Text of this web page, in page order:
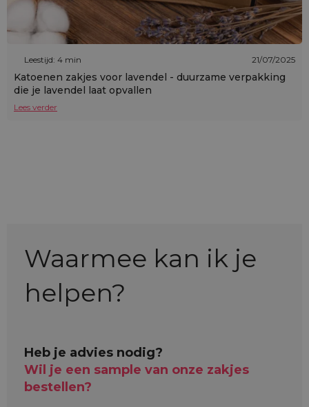
Leestijd: 4 min 21/07/2025
Katoenen zakjes voor lavendel - duurzame verpakking
die je lavendel laat opvallen
Lees verder
Waarmee kan ik je
helpen?
Heb je advies nodig?
Wil je een sample van onze zakjes
bestellen?